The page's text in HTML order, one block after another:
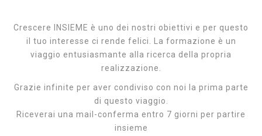
Crescere INSIEME è uno dei nostri obiettivi e per questo
il tuo interesse ci rende felici. La formazione è un
viaggio entusiasmante alla ricerca della propria
realizzazione.
Grazie infinite per aver condiviso con noi la prima parte
di questo viaggio.
Riceverai una mail-conferma entro 7 giorni per partire
insieme